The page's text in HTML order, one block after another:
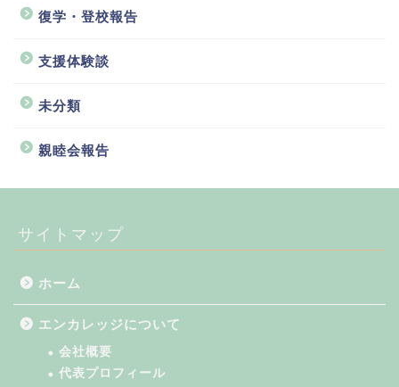
復学・登校報告
支援体験談
未分類
親睦会報告
サイトマップ
ホーム
エンカレッジについて
会社概要
代表プロフィール